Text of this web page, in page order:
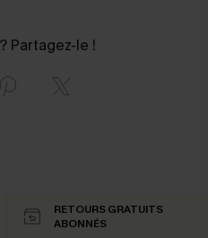
Partagez-le !
RETOURS GRATUITS
ABONNÉS